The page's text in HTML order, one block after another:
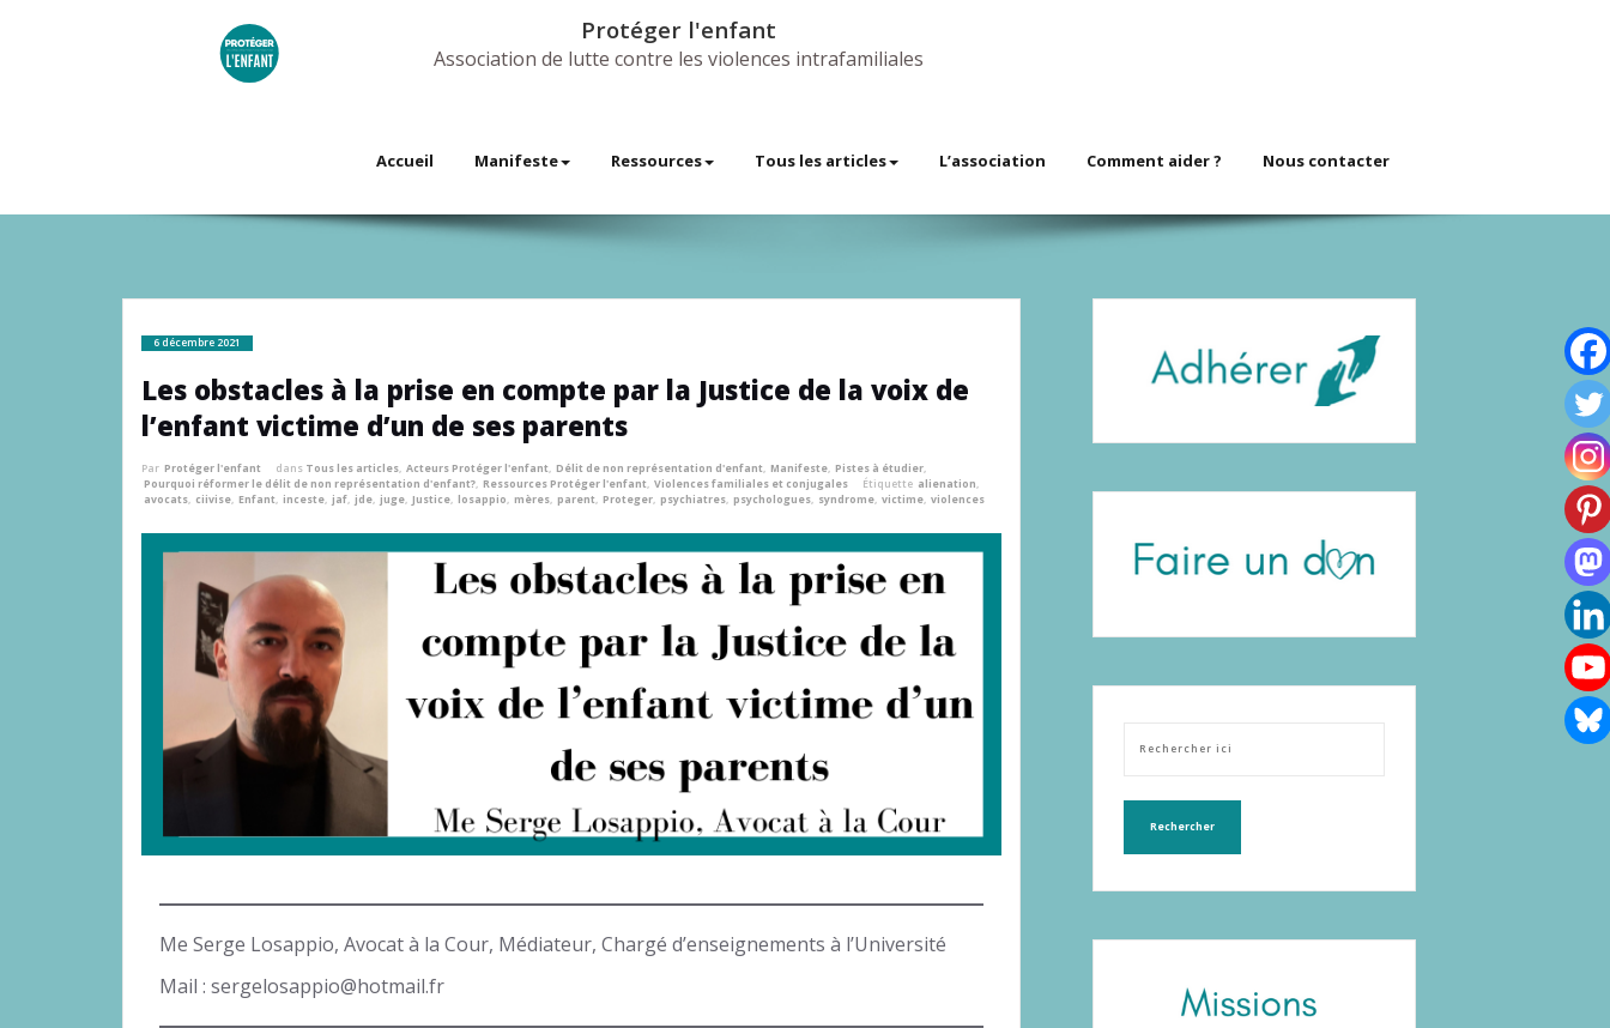
Protéger l'enfant
Association de lutte contre les violences intrafamiliales
Accueil Manifeste Ressources Tous les articles L’association Comment aider ? Nous contacter
6 décembre 2021
Les obstacles à la prise en compte par la Justice de la voix de
l’enfant victime d’un de ses parents
Par Protéger l'enfant dans Tous les articles, Acteurs Protéger l'enfant, Délit de non représentation d'enfant, Manifeste, Pistes à étudier,
Pourquoi réformer le délit de non représentation d'enfant?, Ressources Protéger l'enfant, Violences familiales et conjugales Étiquette alienation,
avocats, ciivise, Enfant, inceste, jaf, jde, juge, Justice, losappio, mères, parent, Proteger, psychiatres, psychologues, syndrome, victime, violences
Me Serge Losappio, Avocat à la Cour, Médiateur, Chargé d’enseignements à l’Université
Mail : sergelosappio@hotmail.fr